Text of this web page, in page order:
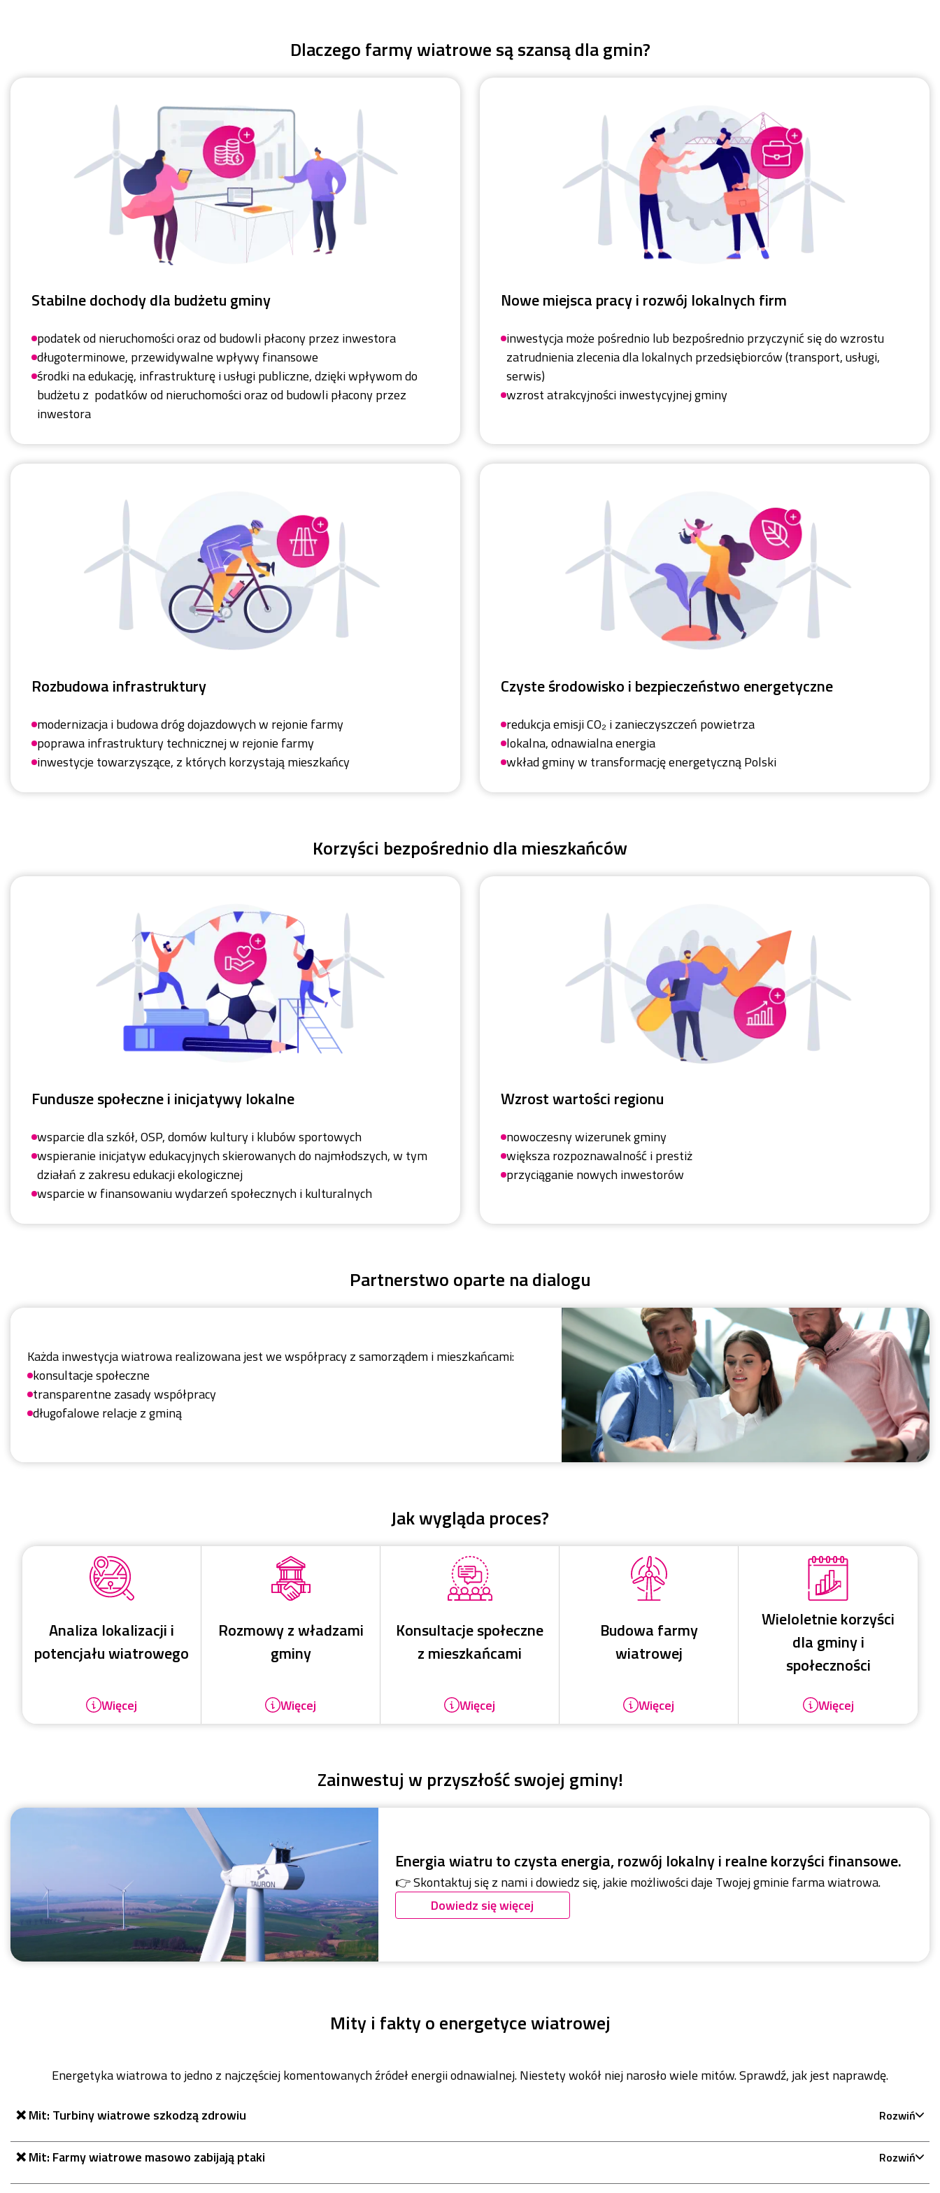
Dlaczego farmy wiatrowe są szansą dla gmin?
Stabilne dochody dla budżetu gminy
podatek od nieruchomości oraz od budowli płacony przez inwestora
długoterminowe, przewidywalne wpływy finansowe
środki na edukację, infrastrukturę i usługi publiczne, dzięki wpływom do
budżetu z podatków od nieruchomości oraz od budowli płacony przez
inwestora
Nowe miejsca pracy i rozwój lokalnych firm
inwestycja może pośrednio lub bezpośrednio przyczynić się do wzrostu
zatrudnienia zlecenia dla lokalnych przedsiębiorców (transport, usługi,
serwis)
wzrost atrakcyjności inwestycyjnej gminy
Rozbudowa infrastruktury
modernizacja i budowa dróg dojazdowych w rejonie farmy
poprawa infrastruktury technicznej w rejonie farmy
inwestycje towarzyszące, z których korzystają mieszkańcy
Czyste środowisko i bezpieczeństwo energetyczne
redukcja emisji CO₂ i zanieczyszczeń powietrza
lokalna, odnawialna energia
wkład gminy w transformację energetyczną Polski
Korzyści bezpośrednio dla mieszkańców
Fundusze społeczne i inicjatywy lokalne
wsparcie dla szkół, OSP, domów kultury i klubów sportowych
wspieranie inicjatyw edukacyjnych skierowanych do najmłodszych, w tym
działań z zakresu edukacji ekologicznej
wsparcie w finansowaniu wydarzeń społecznych i kulturalnych
Wzrost wartości regionu
nowoczesny wizerunek gminy
większa rozpoznawalność i prestiż
przyciąganie nowych inwestorów
Partnerstwo oparte na dialogu
Każda inwestycja wiatrowa realizowana jest we współpracy z samorządem i mieszkańcami:
konsultacje społeczne
transparentne zasady współpracy
długofalowe relacje z gminą
Jak wygląda proces?
Analiza lokalizacji i
potencjału wiatrowego
Więcej
Rozmowy z władzami
gminy
Więcej
Konsultacje społeczne
z mieszkańcami
Więcej
Budowa farmy
wiatrowej
Więcej
Wieloletnie korzyści
dla gminy i
społeczności
Więcej
Zainwestuj w przyszłość swojej gminy!
Energia wiatru to czysta energia, rozwój lokalny i realne korzyści finansowe.
👉 Skontaktuj się z nami i dowiedz się, jakie możliwości daje Twojej gminie farma wiatrowa.
Dowiedz się więcej
Mity i fakty o energetyce wiatrowej
Energetyka wiatrowa to jedno z najczęściej komentowanych źródeł energii odnawialnej. Niestety wokół niej narosło wiele mitów. Sprawdź, jak jest naprawdę.
❌ Mit: Turbiny wiatrowe szkodzą zdrowiu Rozwiń
❌ Mit: Farmy wiatrowe masowo zabijają ptaki Rozwiń